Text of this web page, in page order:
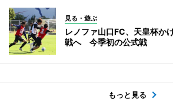
見る・遊ぶ
レノファ山口FC、天皇杯か
戦へ 今季初の公式戦
もっと見る